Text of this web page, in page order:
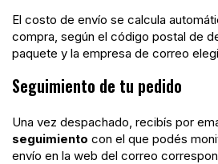
El costo de envío se calcula
compra, según el código postal de
paquete y la empresa de correo
Seguimiento de tu pedido
Una vez despachado, recibís por
seguimiento con el que podés
envío en la web del correo